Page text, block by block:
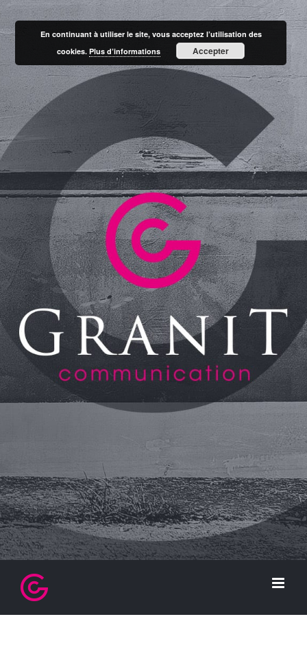
En continuant à utiliser le site, vous acceptez l’utilisation des
cookies.Plus d’informations Accepter